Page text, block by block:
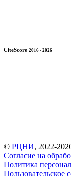
CiteScore 2016 - 2026
© РЦНИ, 2022-
Согласие на
Политика
Пользовательское